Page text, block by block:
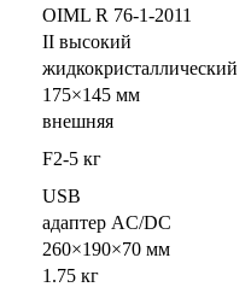
OIML R 76-1-2011
II высокий
жидкокристаллический
175×145 мм
внешняя
F2-5 кг
USB
адаптер AC/DC
260×190×70 мм
1.75 кг